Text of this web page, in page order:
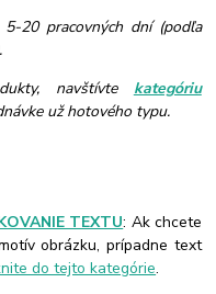
20 pracovných dní (podľa
navštívte kategóriu
už hotového typu.
TEXTU: Ak chcete
obrázku, prípadne text
do tejto kategórie.